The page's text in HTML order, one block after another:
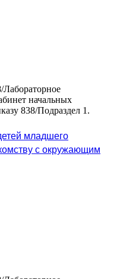
Лабораторное
начальных
838/Подраздел 1.
младшего
с окружающим